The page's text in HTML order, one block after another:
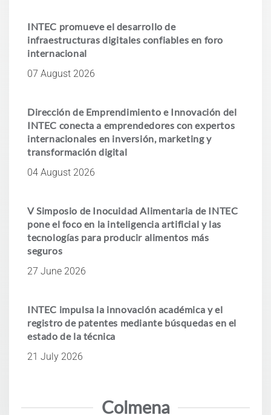
INTEC promueve el desarrollo de
infraestructuras digitales confiables en foro
internacional
07 August 2026
Dirección de Emprendimiento e Innovación del
INTEC conecta a emprendedores con expertos
internacionales en inversión, marketing y
transformación digital
04 August 2026
V Simposio de Inocuidad Alimentaria de INTEC
pone el foco en la inteligencia artificial y las
tecnologías para producir alimentos más
seguros
27 June 2026
INTEC impulsa la innovación académica y el
registro de patentes mediante búsquedas en el
estado de la técnica
21 July 2026
Colmena